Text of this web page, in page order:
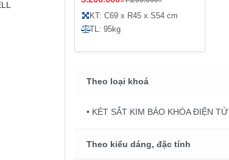
KT: C69 x R45 x S54 cm
TL: 95kg
Theo loại khoá
• KÉT SẮT KIM BẢO KHÓA ĐIỆN TỬ
Theo kiểu dáng, đặc tính